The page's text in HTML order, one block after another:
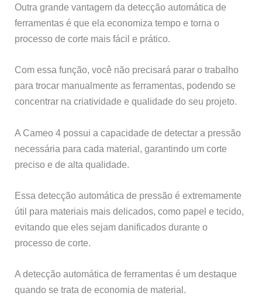
Outra grande vantagem da detecção automática de
ferramentas é que ela economiza tempo e torna o
processo de corte mais fácil e prático.
Com essa função, você não precisará parar o trabalho
para trocar manualmente as ferramentas, podendo se
concentrar na criatividade e qualidade do seu projeto.
A Cameo 4 possui a capacidade de detectar a pressão
necessária para cada material, garantindo um corte
preciso e de alta qualidade.
Essa detecção automática de pressão é extremamente
útil para materiais mais delicados, como papel e tecido,
evitando que eles sejam danificados durante o
processo de corte.
A detecção automática de ferramentas é um destaque
quando se trata de economia de material.